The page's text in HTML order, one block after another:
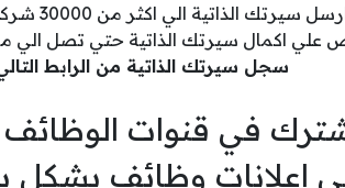
سيرتك الذاتية الي اكثر من 30000 شركة في الوطن العربي
علي اكمال سيرتك الذاتية حتي تصل الي
سجل سيرتك الذاتية من الرابط
في قنوات الوظائف
اعلانات وظائف